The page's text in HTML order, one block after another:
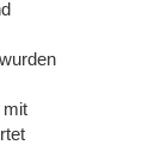
mit